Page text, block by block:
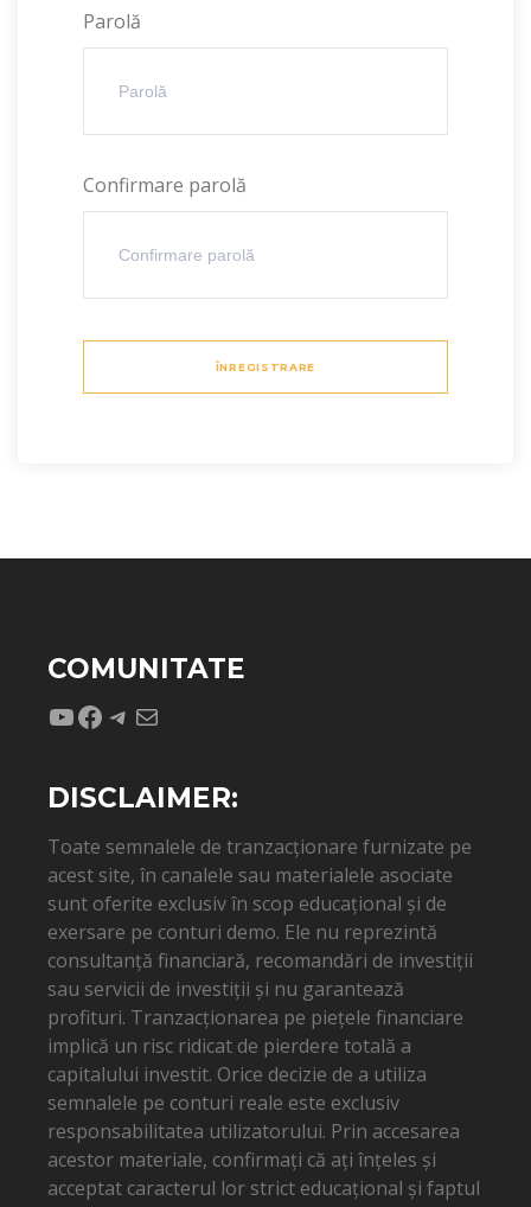
Parolă
Confirmare parolă
ÎNREGISTRARE
COMUNITATE
YouTube
Facebook
Telegram
Mail
DISCLAIMER:
Toate semnalele de tranzacționare furnizate pe
acest site, în canalele sau materialele asociate
sunt oferite exclusiv în scop educațional și de
exersare pe conturi demo. Ele nu reprezintă
consultanță financiară, recomandări de investiții
sau servicii de investiții și nu garantează
profituri. Tranzacționarea pe piețele financiare
implică un risc ridicat de pierdere totală a
capitalului investit. Orice decizie de a utiliza
semnalele pe conturi reale este exclusiv
responsabilitatea utilizatorului. Prin accesarea
acestor materiale, confirmați că ați înțeles și
acceptat caracterul lor strict educațional și faptul